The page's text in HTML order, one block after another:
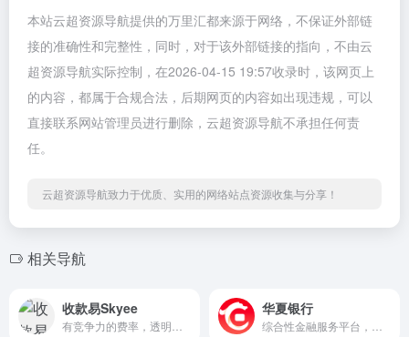
本站云超资源导航提供的万里汇都来源于网络，不保证外部链
接的准确性和完整性，同时，对于该外部链接的指向，不由云
超资源导航实际控制，在2026-04-15 19:57收录时，该网页上
的内容，都属于合规合法，后期网页的内容如出现违规，可以
直接联系网站管理员进行删除，云超资源导航不承担任何责
任。
云超资源导航致力于优质、实用的网络站点资源收集与分享！
相关导航
收款易Skyee 华夏银行